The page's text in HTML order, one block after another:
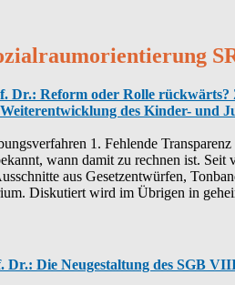
Dr.: Reform oder Rolle
des Kinder- und
1. Fehlende
wann damit zu rechnen ist. Seit
aus Gesetzentwürfen,
Diskutiert wird im Übrigen in
Dr.: Die Neugestaltung des SGB